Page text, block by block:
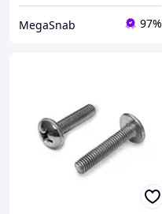
MegaSnab 97%